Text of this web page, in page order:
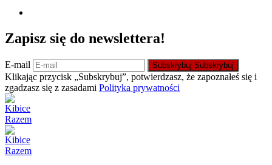
Zapisz się do newslettera!
E-mail Subskrybuj Subskrybuj
Klikając przycisk „Subskrybuj”, potwierdzasz, że zapoznałeś się i
zgadzasz się z zasadami Polityka prywatności